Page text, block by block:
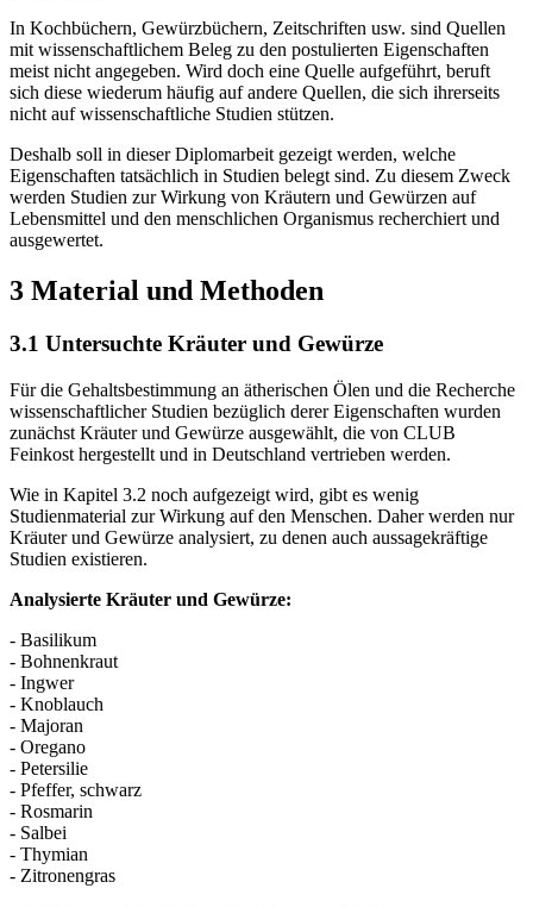
In Kochbüchern, Gewürzbüchern, Zeitschriften usw. sind Quellen
mit wissenschaftlichem Beleg zu den postulierten Eigenschaften
meist nicht angegeben. Wird doch eine Quelle aufgeführt, beruft
sich diese wiederum häufig auf andere Quellen, die sich ihrerseits
nicht auf wissenschaftliche Studien stützen.
Deshalb soll in dieser Diplomarbeit gezeigt werden, welche
Eigenschaften tatsächlich in Studien belegt sind. Zu diesem Zweck
werden Studien zur Wirkung von Kräutern und Gewürzen auf
Lebensmittel und den menschlichen Organismus recherchiert und
ausgewertet.
3 Material und Methoden
3.1 Untersuchte Kräuter und Gewürze
Für die Gehaltsbestimmung an ätherischen Ölen und die Recherche
wissenschaftlicher Studien bezüglich derer Eigenschaften wurden
zunächst Kräuter und Gewürze ausgewählt, die von CLUB
Feinkost hergestellt und in Deutschland vertrieben werden.
Wie in Kapitel 3.2 noch aufgezeigt wird, gibt es wenig
Studienmaterial zur Wirkung auf den Menschen. Daher werden nur
Kräuter und Gewürze analysiert, zu denen auch aussagekräftige
Studien existieren.
Analysierte Kräuter und Gewürze:
- Basilikum
- Bohnenkraut
- Ingwer
- Knoblauch
- Majoran
- Oregano
- Petersilie
- Pfeffer, schwarz
- Rosmarin
- Salbei
- Thymian
- Zitronengras